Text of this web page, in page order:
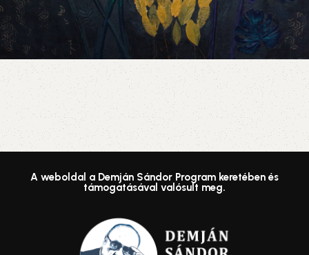
A weboldal a Demján Sándor Program keretében és
támogatásával valósult meg.